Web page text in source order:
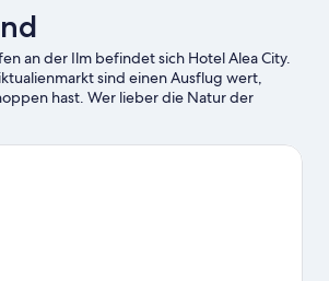
an der Ilm befindet sich Hotel Alea City.
sind einen Ausflug wert,
hast. Wer lieber die Natur der
sollte Folgendes besuchen:
mit dem Besuch eines spannenden